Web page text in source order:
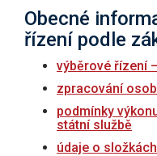
Obecné
řízení podle
výběrové řízení
zpracování
podmínky
státní službě
údaje o